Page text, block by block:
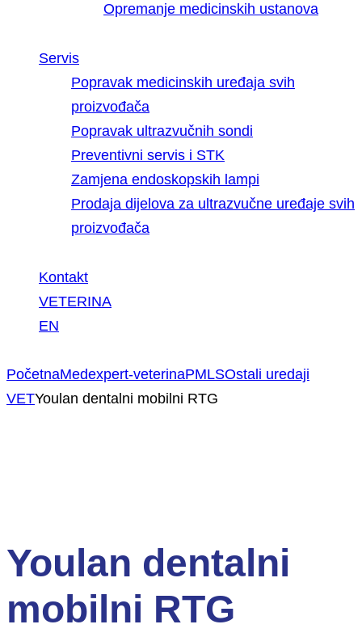
Opremanje medicinskih ustanova
Servis
Popravak medicinskih uređaja svih
proizvođača
Popravak ultrazvučnih sondi
Preventivni servis i STK
Zamjena endoskopskih lampi
Prodaja dijelova za ultrazvučne uređaje svih
proizvođača
Kontakt
VETERINA
EN
PočetnaMedexpert-veterinaPMLSOstali uredaji
VETYoulan dentalni mobilni RTG
Youlan dentalni
mobilni RTG